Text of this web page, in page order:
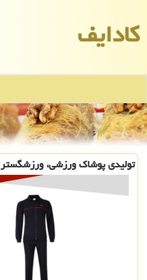
كادایف
تولیدی پوشاك ورزشی، ورزشگستر